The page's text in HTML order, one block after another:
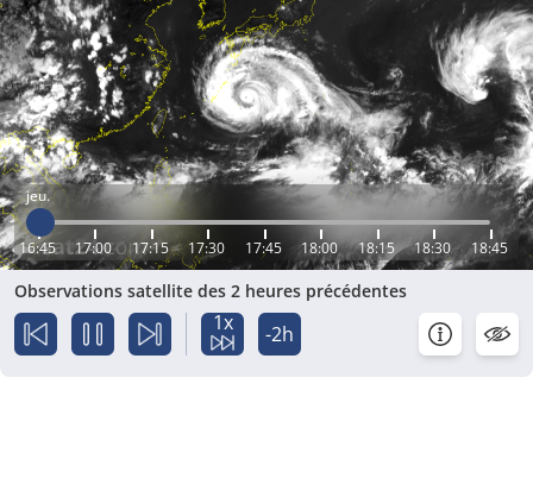
jeu.
16:45 17:00 17:15 17:30 17:45 18:00 18:15 18:30 18:45
Observations satellite des 2 heures précédentes
1x -2h